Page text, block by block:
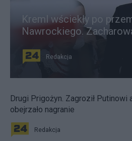
Kreml wściekły po
Nawrockiego.
Redakcja
Drugi Prigożyn. Zagroził Putinowi
obejrzało nagranie
Redakcja